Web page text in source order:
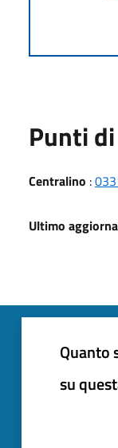
Punti
Centralino :
Ultimo
Quanto
su